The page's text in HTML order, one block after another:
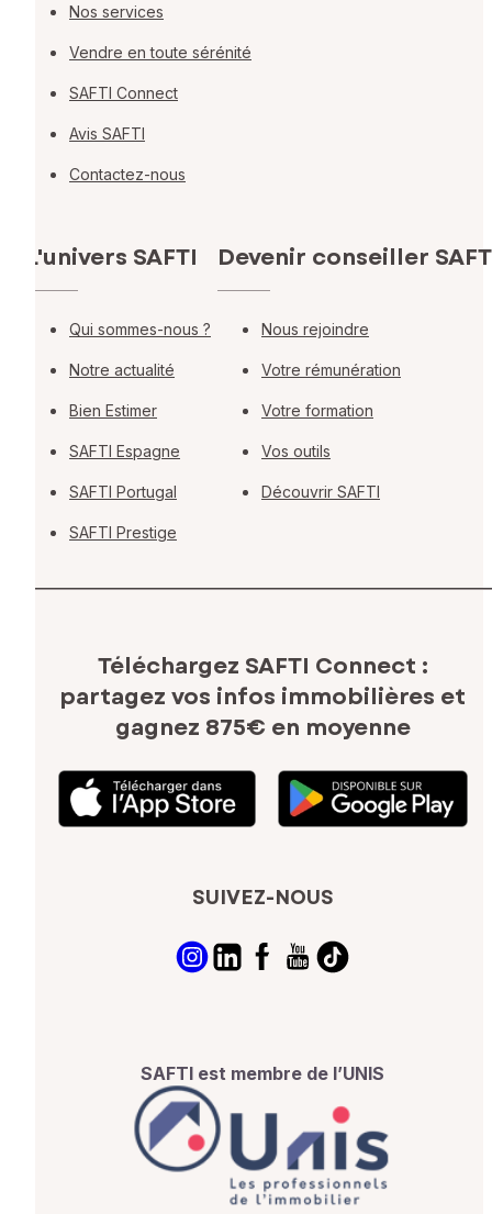
Nos services
Vendre en toute sérénité
SAFTI Connect
Avis SAFTI
Contactez-nous
L'univers SAFTI
Qui sommes-nous ?
Notre actualité
Bien Estimer
SAFTI Espagne
SAFTI Portugal
SAFTI Prestige
Devenir conseiller
Nous rejoindre
Votre rémunération
Votre formation
Vos outils
Découvrir SAFTI
Téléchargez SAFTI Connect :
partagez vos infos immobilières et
gagnez 875€ en moyenne
SUIVEZ-NOUS
SAFTI est membre de l’UNIS